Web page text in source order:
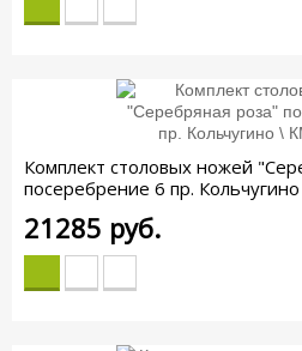
Комплект столовых ножей
посеребрение 6 пр.
21285 руб.